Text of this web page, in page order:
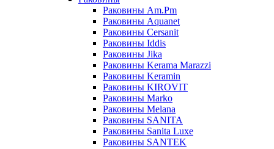
Раковины Am.Pm
Раковины Aquanet
Раковины Cersanit
Раковины Iddis
Раковины Jika
Раковины Kerama Marazzi
Раковины Keramin
Раковины KIROVIT
Раковины Marko
Раковины Melana
Раковины SANITA
Раковины Sanita Luxe
Раковины SANTEK